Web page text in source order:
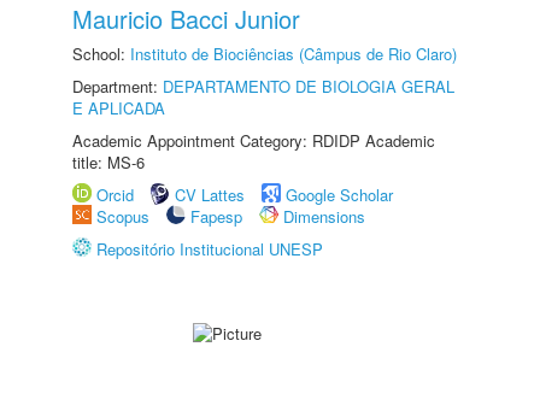
Mauricio Bacci Junior
School: Instituto de Biociências (Câmpus de Rio Claro)
Department: DEPARTAMENTO DE BIOLOGIA GERAL
E APLICADA
Academic Appointment Category: RDIDP Academic
title: MS-6
Orcid
CV Lattes
Google Scholar
Scopus
Fapesp
Dimensions
Repositório Institucional UNESP